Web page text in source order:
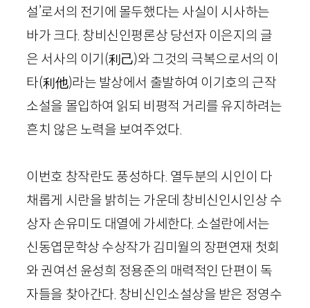
설’로서의 전기에 몰두했다는 사실이 시사하는
바가 크다. 창비신인평론상 당선자 이은지의 글
은 서사의 이기(利己)와 그것의 극복으로서의 이
타(利他)라는 발상에서 출발하여 이기호의 근작
소설을 몰입하여 읽되 비평적 거리를 유지하려는
흔치 않은 노력을 보여주었다.
이번호 창작란도 풍성하다. 열두분의 시인이 다
채롭게 시란을 밝히는 가운데 창비신인시인상 수
상자 손유미도 대열에 가세한다. 소설란에서는
신동엽문학상 수상작가 김미월의 장편연재 첫회
와 권여선 윤성희 정용준의 매력적인 단편이 독
자들을 찾아간다. 창비신인소설상을 받은 정영수